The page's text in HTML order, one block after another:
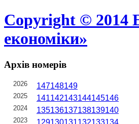
Copyright © 2014
економіки»
Архів номерів
2026 147148149
2025 141142143144145146
2024 135136137138139140
2023 129130131132133134